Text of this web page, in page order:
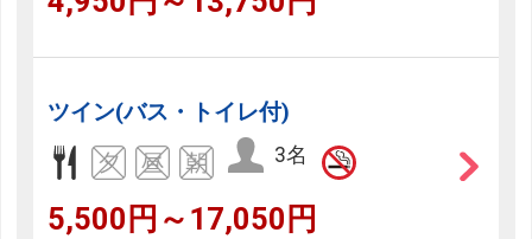
ツイン(バス・トイレ付)
3名
5,500円～17,050円